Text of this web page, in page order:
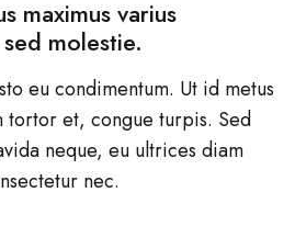
maximus varius
molestie.
eu condimentum. Ut id metus
et, congue turpis. Sed
neque, eu ultrices diam
nec.